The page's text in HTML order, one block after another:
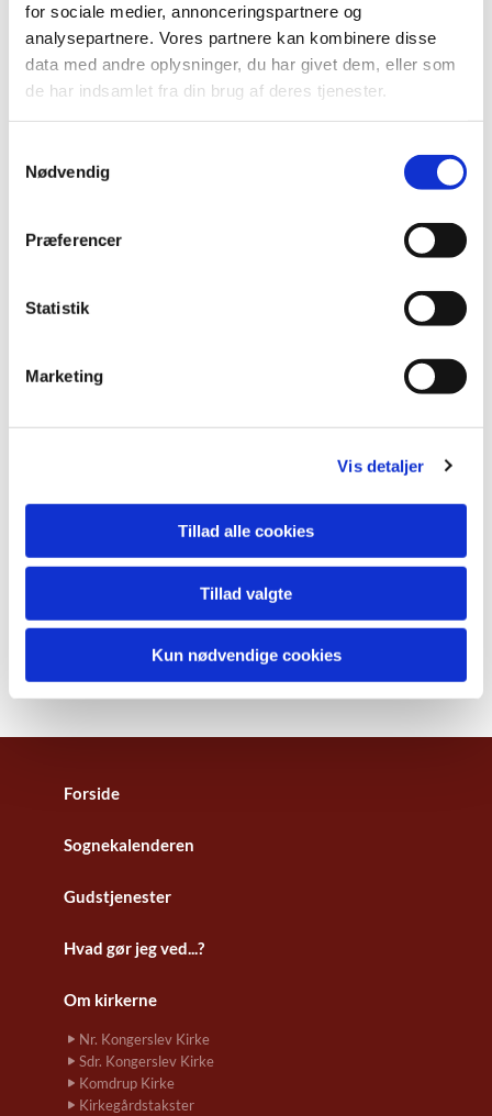
for sociale medier, annonceringspartnere og
analysepartnere. Vores partnere kan kombinere disse
data med andre oplysninger, du har givet dem, eller som
de har indsamlet fra din brug af deres tjenester.
Nødvendig
Præferencer
Statistik
Marketing
Vis detaljer
Tillad alle cookies
Tillad valgte
Kun nødvendige cookies
Du vil måske også kunne lide...
Forside
Sognekalenderen
Gudstjenester
Hvad gør jeg ved...?
Om kirkerne
Nr. Kongerslev Kirke
Sdr. Kongerslev Kirke
Komdrup Kirke
Kirkegårdstakster